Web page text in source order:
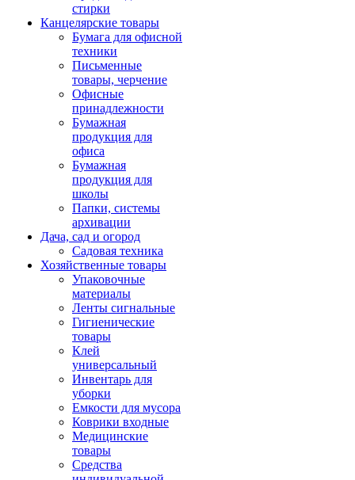
стирки
Канцелярские товары
Бумага для офисной
техники
Письменные
товары, черчение
Офисные
принадлежности
Бумажная
продукция для
офиса
Бумажная
продукция для
школы
Папки, системы
архивации
Дача, сад и огород
Садовая техника
Хозяйственные товары
Упаковочные
материалы
Ленты сигнальные
Гигиенические
товары
Клей
универсальный
Инвентарь для
уборки
Емкости для мусора
Коврики входные
Медицинские
товары
Средства